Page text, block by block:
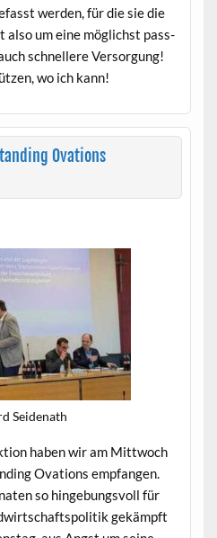
wer­den, für die sie die
also um eine möglichst pass­
schnellere Ver­sorgung!
wo ich kann!
Ovations
Seidenath
haben wir am Mittwoch
Ova­tions emp­fan­gen.
so hinge­bungsvoll für
gekämpft